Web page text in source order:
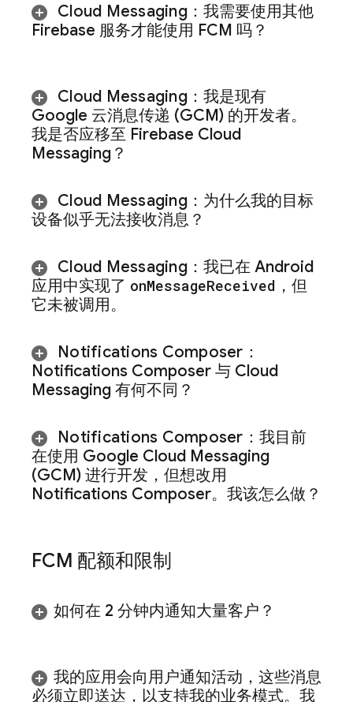
Cloud Messaging：我需要使用其他
Firebase 服务才能使用 FCM 吗？
Cloud Messaging：我是现有
Google 云消息传递 (GCM) 的开发者。
我是否应移至 Firebase Cloud
Messaging ？
Cloud Messaging：为什么我的目标
设备似乎无法接收消息？
Cloud Messaging：我已在 Android
应用中实现了 onMessageReceived ，但
它未被调用。
Notifications Composer：
Notifications Composer 与 Cloud
Messaging 有何不同？
Notifications Composer ：我目前
在使用 Google Cloud Messaging
(GCM) 进行开发，但想改用
Notifications Composer。我该怎么做？
FCM 配额和限制
如何在 2 分钟内通知大量客户？
我的应用会向用户通知活动，这些消息
必须立即送达，以支持我的业务模式。我